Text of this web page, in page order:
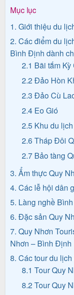
Lịch
khởi
hành
Tin
Nhơn
Cảm
khách
hàng
Mục lục
1. Giới thiệu du
2. Các điểm du
Bình Định dành
2.1 Bãi tắm Kỳ
2.2 Đảo Hòn
2.3 Đảo Cù
2.4 Eo Gió
2.5 Khu du
2.6 Tháp Đôi
2.7 Bảo tàng
3. Ẩm thực Quy
4. Các lễ hội dân
5. Làng nghề
6. Đặc sản Quy
7. Quy Nhơn
Nhơn – Bình Định
8. Các tour du
8.1 Tour Quy
8.2 Tour Quy